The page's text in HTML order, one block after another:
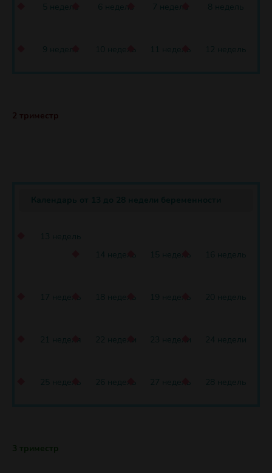
5 недель 6 недель 7 недель 8 недель
9 недель 10 недель 11 недель 12 недель
2 триместр
13 недель
14 недель
15 недель 16 недель
17 недель 18 недель 19 недель 20 недель
21 неделя 22 недели 23 недели 24 недели
25 недель 26 недель 27 недель 28 недель
3 триместр